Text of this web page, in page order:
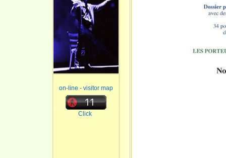
on-line - visitor map
Click